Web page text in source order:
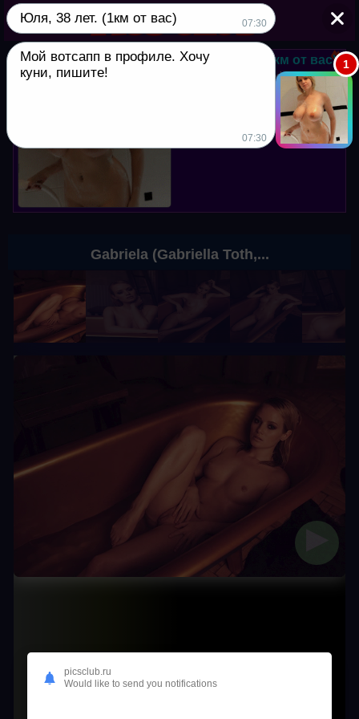
Юля, 38 лет. (1км от вас)
Мой вотсапп в профиле. Хочу
Gabriela (Gabriella Toth,...
Юля, 38 лет. (1км от вас) 07:30
Мой вотсапп в профиле. Хочу
куни, пишите!
07:30
1
picsclub.ru
Would like to send you notifications